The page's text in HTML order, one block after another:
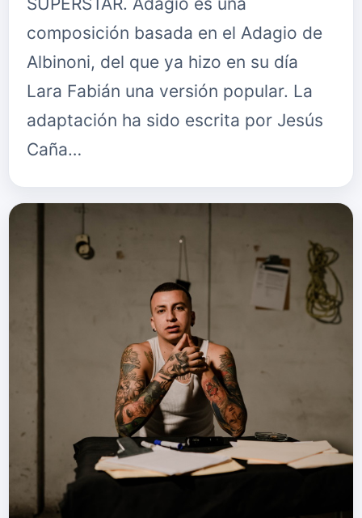
composición basada en el Adagio de
Albinoni, del que ya hizo en su día
Lara Fabián una versión popular. La
adaptación ha sido escrita por Jesús
Caña…